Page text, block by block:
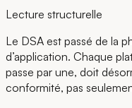
Lecture structurelle
Le DSA est passé de la
d’application. Chaque
passe par une, doit
conformité, pas